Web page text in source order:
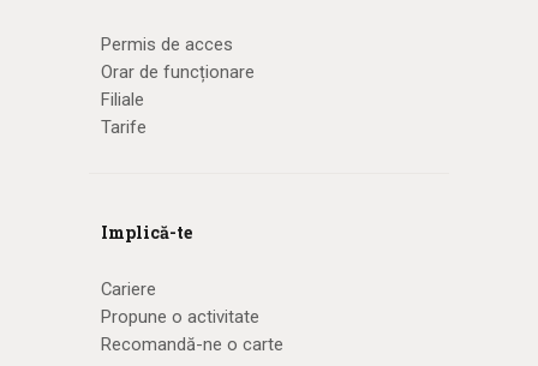
Permis de acces
Orar de funcționare
Filiale
Tarife
Implică-te
Cariere
Propune o activitate
Recomandă-ne o carte